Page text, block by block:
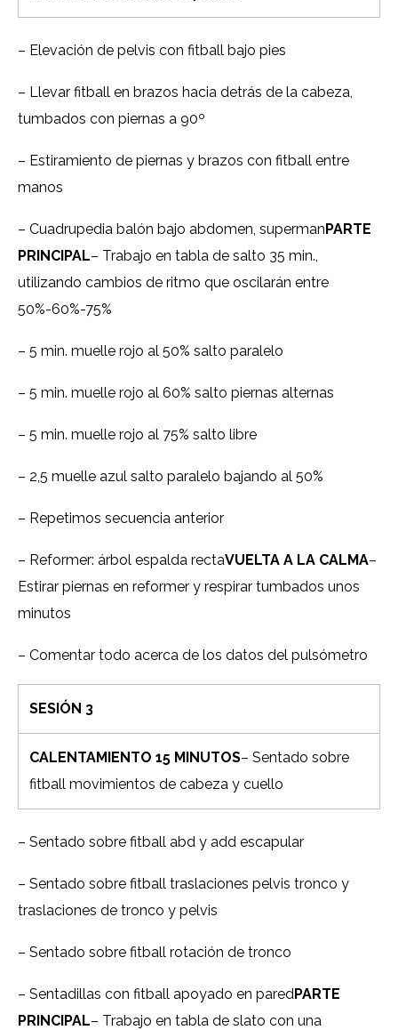
– Elevación de pelvis con fitball bajo pies
– Llevar fitball en brazos hacia detrás de la cabeza,
tumbados con piernas a 90º
– Estiramiento de piernas y brazos con fitball entre
manos
– Cuadrupedia balón bajo abdomen, supermanPARTE
PRINCIPAL– Trabajo en tabla de salto 35 min.,
utilizando cambios de ritmo que oscilarán entre
50%-60%-75%
– 5 min. muelle rojo al 50% salto paralelo
– 5 min. muelle rojo al 60% salto piernas alternas
– 5 min. muelle rojo al 75% salto libre
– 2,5 muelle azul salto paralelo bajando al 50%
– Repetimos secuencia anterior
– Reformer: árbol espalda rectaVUELTA A LA CALMA–
Estirar piernas en reformer y respirar tumbados unos
minutos
– Comentar todo acerca de los datos del pulsómetro
SESIÓN 3
CALENTAMIENTO 15 MINUTOS– Sentado sobre
fitball movimientos de cabeza y cuello
– Sentado sobre fitball abd y add escapular
– Sentado sobre fitball traslaciones pelvis tronco y
traslaciones de tronco y pelvis
– Sentado sobre fitball rotación de tronco
– Sentadillas con fitball apoyado en paredPARTE
PRINCIPAL– Trabajo en tabla de slato con una